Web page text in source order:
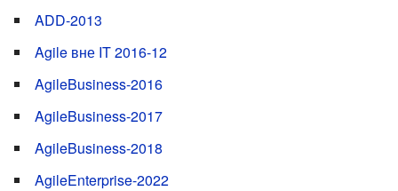
ADD-2013
Agile вне IT 2016-12
AgileBusiness-2016
AgileBusiness-2017
AgileBusiness-2018
AgileEnterprise-2022